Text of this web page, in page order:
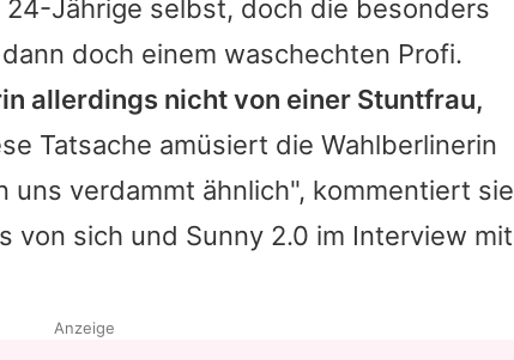
Jährige selbst, doch die besonders
doch einem waschechten Profi.
allerdings nicht von einer Stuntfrau,
Tatsache amüsiert die Wahlberlinerin
uns verdammt ähnlich", kommentiert sie
von sich und Sunny 2.0 im Interview mit
Anzeige